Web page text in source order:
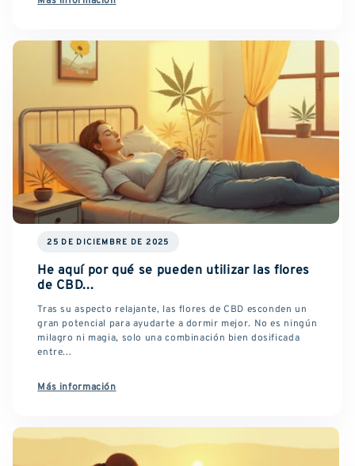
25 DE DICIEMBRE DE 2025
He aquí por qué se pueden utilizar las flores
de CBD...
Tras su aspecto relajante, las flores de CBD esconden un
gran potencial para ayudarte a dormir mejor. No es ningún
milagro ni magia, solo una combinación bien dosificada
entre...
Más información